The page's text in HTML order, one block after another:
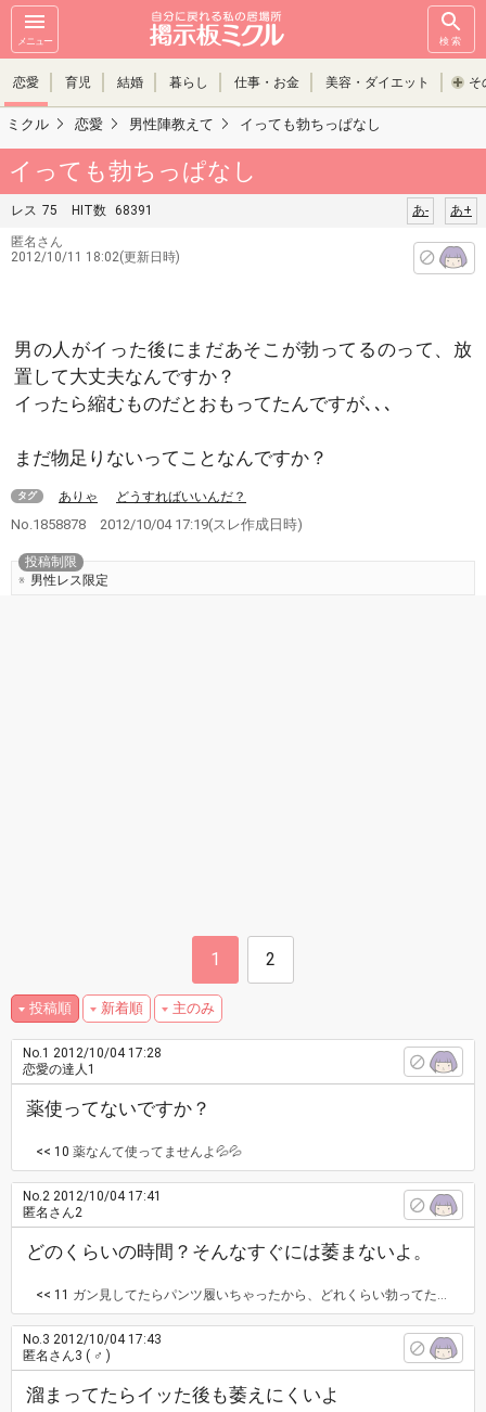
メニュー 検索
恋愛 育児 結婚 暮らし 仕事・お金 美容・ダイエット そ
ミクル 恋愛 男性陣教えて イっても勃ちっぱなし
イっても勃ちっぱなし
レス 75 HIT数 68391 あ+
あ-
匿名さん
2012/10/11 18:02(更新日時)
男の人がイった後にまだあそこが勃ってるのって、放
置して大丈夫なんですか？
イったら縮むものだとおもってたんですが､､､
まだ物足りないってことなんですか？
タグ ありゃ どうすればいいんだ？
No.1858878 2012/10/04 17:19(スレ作成日時)
投稿制限
男性レス限定
1 2
投稿順 新着順 主のみ
No.1 2012/10/04 17:28
恋愛の達人1
薬使ってないですか？
<< 10 薬なんて使ってませんよ💦💦
No.2 2012/10/04 17:41
匿名さん2
どのくらいの時間？そんなすぐには萎まないよ。
<< 11 ガン見してたらパンツ履いちゃったから、どれくらい勃ってたかはわからないです(笑) あまりにもまだ元気そうで放置するのがかわいそうになるくらいでした💦
No.3 2012/10/04 17:43
匿名さん3 ( ♂ )
溜まってたらイッた後も萎えにくいよ